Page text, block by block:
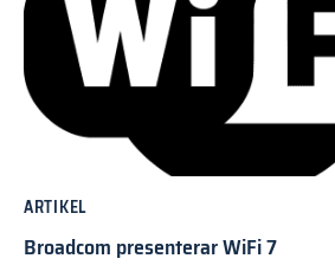
ARTIKEL
Broadcom presenterar WiFi 7